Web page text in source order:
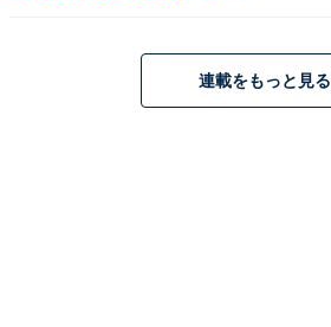
連載をもっと見る